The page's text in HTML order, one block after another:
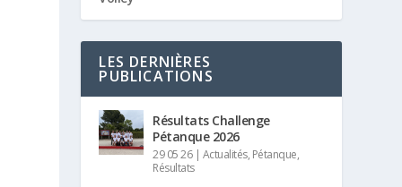
LES DERNIÈRES
PUBLICATIONS
Résultats Challenge
Pétanque 2026
29 05 26| Actualités, Pétanque,
Résultats